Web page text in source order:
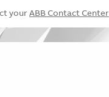
your ABB Contact Center